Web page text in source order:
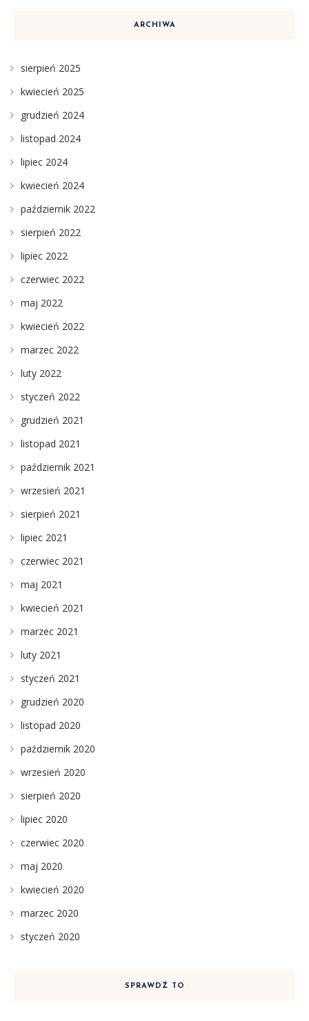
ARCHIWA
sierpień 2025
kwiecień 2025
grudzień 2024
listopad 2024
lipiec 2024
kwiecień 2024
październik 2022
sierpień 2022
lipiec 2022
czerwiec 2022
maj 2022
kwiecień 2022
marzec 2022
luty 2022
styczeń 2022
grudzień 2021
listopad 2021
październik 2021
wrzesień 2021
sierpień 2021
lipiec 2021
czerwiec 2021
maj 2021
kwiecień 2021
marzec 2021
luty 2021
styczeń 2021
grudzień 2020
listopad 2020
październik 2020
wrzesień 2020
sierpień 2020
lipiec 2020
czerwiec 2020
maj 2020
kwiecień 2020
marzec 2020
styczeń 2020
SPRAWDŹ TO